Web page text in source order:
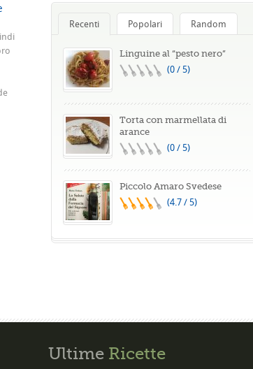
Recenti Popolari Random
Linguine al “pesto nero”
(0 / 5)
Torta con marmellata di
arance
(0 / 5)
Piccolo Amaro Svedese
(4.7 / 5)
Ultime Ricette